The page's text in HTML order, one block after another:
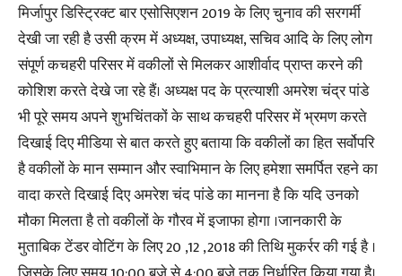
मिर्जापुर डिस्ट्रिक्ट बार एसोसिएशन 2019 के लिए चुनाव की सरगर्मी
देखी जा रही है उसी क्रम में अध्यक्ष, उपाध्यक्ष, सचिव आदि के लिए लोग
संपूर्ण कचहरी परिसर में वकीलों से मिलकर आशीर्वाद प्राप्त करने की
कोशिश करते देखे जा रहे हैं। अध्यक्ष पद के प्रत्याशी अमरेश चंद्र पांडे
भी पूरे समय अपने शुभचिंतकों के साथ कचहरी परिसर में भ्रमण करते
दिखाई दिए मीडिया से बात करते हुए बताया कि वकीलों का हित सर्वोपरि
है वकीलों के मान सम्मान और स्वाभिमान के लिए हमेशा समर्पित रहने का
वादा करते दिखाई दिए अमरेश चंद पांडे का मानना है कि यदि उनको
मौका मिलता है तो वकीलों के गौरव में इजाफा होगा ।जानकारी के
मुताबिक टेंडर वोटिंग के लिए 20 ,12 ,2018 की तिथि मुकर्रर की गई है ।